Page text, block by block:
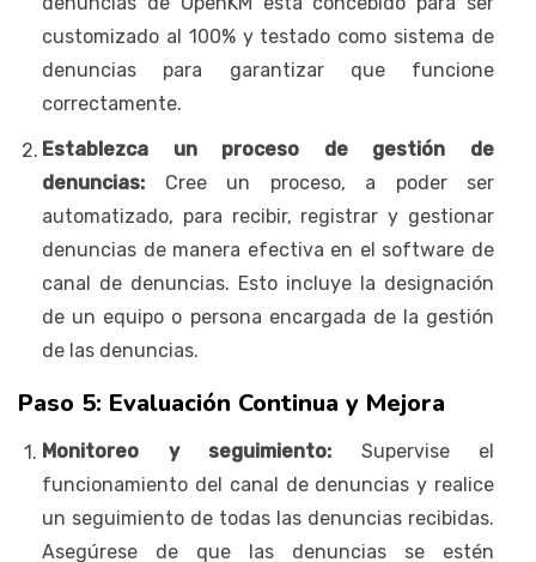
customizado al 100% y testado como sistema de
denuncias para garantizar que funcione
correctamente.
Establezca un proceso de gestión de
denuncias: Cree un proceso, a poder ser
automatizado, para recibir, registrar y gestionar
denuncias de manera efectiva en el software de
canal de denuncias. Esto incluye la designación
de un equipo o persona encargada de la gestión
de las denuncias.
Paso 5: Evaluación Continua y Mejora
Monitoreo y seguimiento: Supervise el
funcionamiento del canal de denuncias y realice
un seguimiento de todas las denuncias recibidas.
Asegúrese de que las denuncias se estén